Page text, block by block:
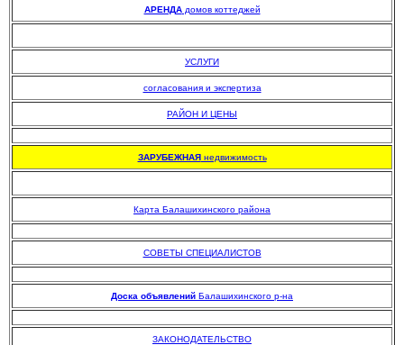
АРЕНДАдомов коттеджей
УСЛУГИ
согласования и экспертиза
РАЙОН И ЦЕНЫ
ЗАРУБЕЖНАЯнедвижимость
Карта Балашихинского района
СОВЕТЫ СПЕЦИАЛИСТОВ
Доска объявлений Балашихинского р-на
ЗАКОНОДАТЕЛЬСТВО